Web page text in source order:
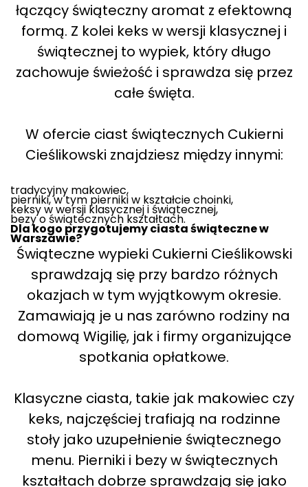
łączący świąteczny aromat z efektowną
formą. Z kolei keks w wersji klasycznej i
świątecznej to wypiek, który długo
zachowuje świeżość i sprawdza się przez
całe święta.
W ofercie ciast świątecznych Cukierni
Cieślikowski znajdziesz między innymi:
tradycyjny makowiec,
pierniki, w tym pierniki w kształcie choinki,
keksy w wersji klasycznej i świątecznej,
bezy o świątecznych kształtach.
Dla kogo przygotujemy ciasta świąteczne w
Warszawie?
Świąteczne wypieki Cukierni Cieślikowski
sprawdzają się przy bardzo różnych
okazjach w tym wyjątkowym okresie.
Zamawiają je u nas zarówno rodziny na
domową Wigilię, jak i firmy organizujące
spotkania opłatkowe.
Klasyczne ciasta, takie jak makowiec czy
keks, najczęściej trafiają na rodzinne
stoły jako uzupełnienie świątecznego
menu. Pierniki i bezy w świątecznych
kształtach dobrze sprawdzają się jako